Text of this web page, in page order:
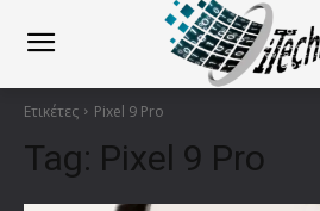
Ετικέτες Pixel 9 Pro
Tag: Pixel 9 Pro